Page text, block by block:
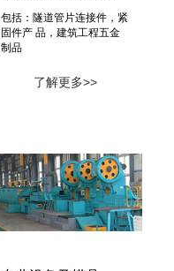
包括：隧道管片连接件，紧
固件产 品，建筑工程五金
制品
了解更多>>